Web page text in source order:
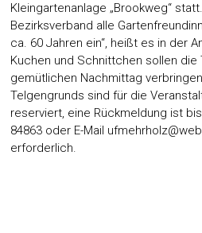
Kleingartenanlage „Brookweg“
Bezirksverband alle
ca. 60 Jahren ein“, heißt es in der
Kuchen und Schnittchen sollen die
gemütlichen Nachmittag
Telgengrunds sind für die
reserviert, eine Rückmeldung ist
84863 oder E-Mail
erforderlich.